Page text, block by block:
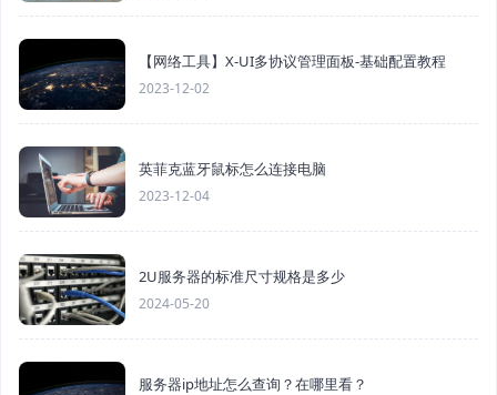
【网络工具】X-UI多协议管理面板-基础配置教程
2023-12-02
英菲克蓝牙鼠标怎么连接电脑
2023-12-04
2U服务器的标准尺寸规格是多少
2024-05-20
服务器ip地址怎么查询？在哪里看？